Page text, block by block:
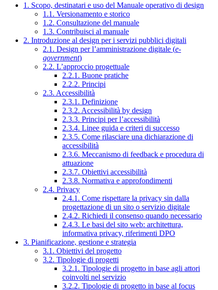
1. Scopo, destinatari e uso del Manuale operativo di design
1.1. Versionamento e storico
1.2. Consultazione del manuale
1.3. Contribuisci al manuale
2. Introduzione al design per i servizi pubblici digitali
2.1. Design per l’amministrazione digitale (e-
government)
2.2. L’approccio progettuale
2.2.1. Buone pratiche
2.2.2. Principi
2.3. Accessibilità
2.3.1. Definizione
2.3.2. Accessibilità by design
2.3.3. Principi per l’accessibilità
2.3.4. Linee guida e criteri di successo
2.3.5. Come rilasciare una dichiarazione di
accessibilità
2.3.6. Meccanismo di feedback e procedura di
attuazione
2.3.7. Obiettivi accessibilità
2.3.8. Normativa e approfondimenti
2.4. Privacy
2.4.1. Come rispettare la privacy sin dalla
progettazione di un sito o servizio digitale
2.4.2. Richiedi il consenso quando necessario
2.4.3. Le basi del sito web: architettura,
informativa privacy, riferimenti DPO
3. Pianificazione, gestione e strategia
3.1. Obiettivi del progetto
3.2. Tipologie di progetti
3.2.1. Tipologie di progetto in base agli attori
coinvolti nel servizio
3.2.2. Tipologie di progetto in base al focus